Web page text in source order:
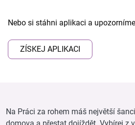
Nebo si stáhni aplikaci a
ZÍSKEJ APLIKACI
Na Práci za rohem máš největší
domova a přestat dojíždět. Vybírej z